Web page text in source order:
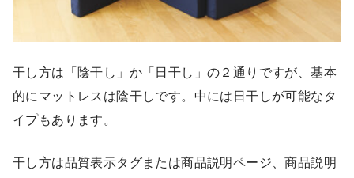
干し方は「陰干し」か「日干し」の２通りですが、基本
的にマットレスは陰干しです。中には日干しが可能なタ
イプもあります。
干し方は品質表示タグまたは商品説明ページ、商品説明